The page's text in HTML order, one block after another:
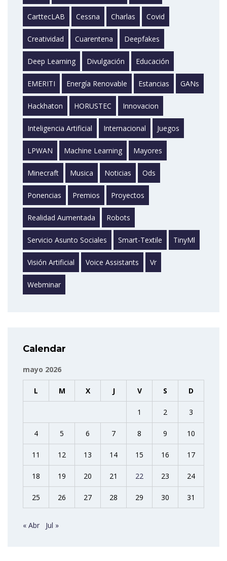
CarttecLAB Cessna Charlas Covid
Creatividad Cuarentena Deepfakes
Deep Learning Divulgación Educación
EMERITI Energía Renovable Estancias GANs
Hackhaton HORUSTEC Innovacion
Inteligencia Artificial Internacional Juegos
LPWAN Machine Learning Mayores
Minecraft Musica Noticias Ods
Ponencias Premios Proyectos
Realidad Aumentada Robots
Servicio Asunto Sociales Smart-Textile TinyMl
Visión Artificial Voice Assistants Vr
Webminar
Calendar
mayo 2026
L M X J V S D
1 2 3
4 5 6 7 8 9 10
11 12 13 14 15 16 17
18 19 20 21 22 23 24
25 26 27 28 29 30 31
« Abr Jul »